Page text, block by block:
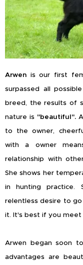
Arwen is our first
surpassed all
breed, the results of
nature is "beautiful".
to the owner,
with a owner
relationship with
She shows her
in hunting practice.
relentless desire to
it. It's best if you meet
Arwen began soon
advantages are